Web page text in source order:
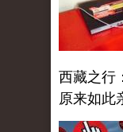
西藏之行
原来如此